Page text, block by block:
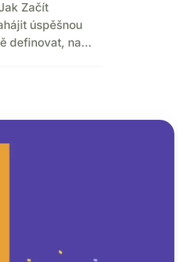
Začít
úspěšnou
definovat, na…